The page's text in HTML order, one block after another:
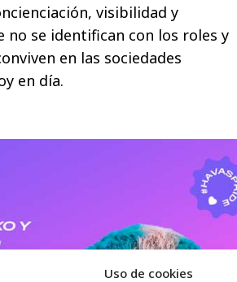
Uso de cookies
visibilidad y
no se identifican con los roles y
en las sociedades
en día.